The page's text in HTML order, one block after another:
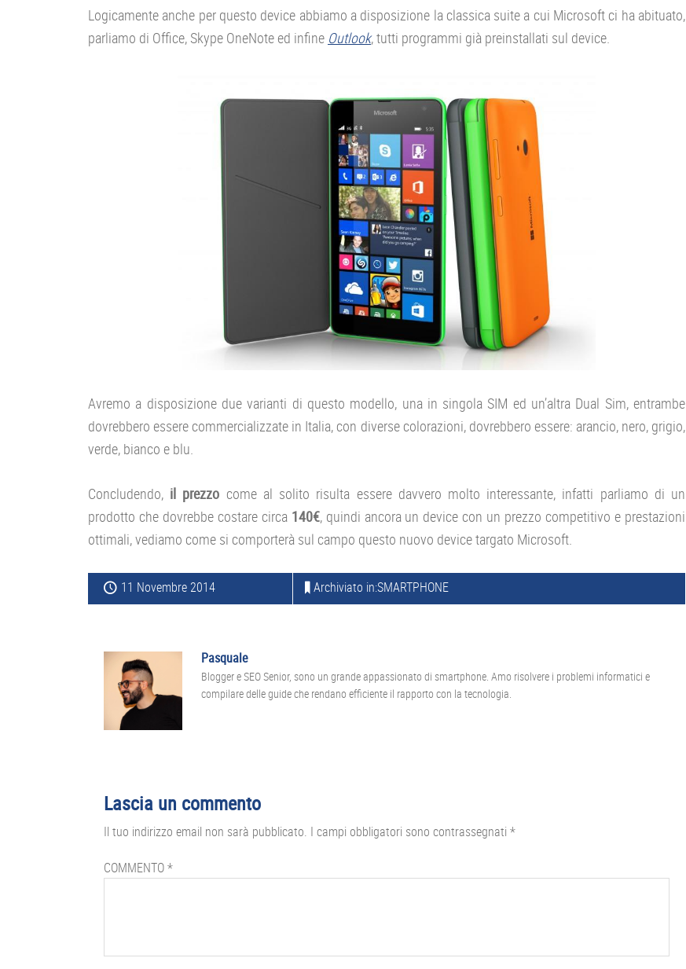
Logicamente anche per questo device abbiamo a disposizione la classica suite a cui Microsoft ci ha abituato,
parliamo di Office, Skype OneNote ed infine Outlook, tutti programmi già preinstallati sul device.
Avremo a disposizione due varianti di questo modello, una in singola SIM ed un’altra Dual Sim, entrambe
dovrebbero essere commercializzate in Italia, con diverse colorazioni, dovrebbero essere: arancio, nero, grigio,
verde, bianco e blu.
Concludendo, il prezzo come al solito risulta essere davvero molto interessante, infatti parliamo di un
prodotto che dovrebbe costare circa 140€, quindi ancora un device con un prezzo competitivo e prestazioni
ottimali, vediamo come si comporterà sul campo questo nuovo device targato Microsoft.
11 Novembre 2014 Archiviato in:SMARTPHONE
Pasquale
Blogger e SEO Senior, sono un grande appassionato di smartphone. Amo risolvere i problemi informatici e
compilare delle guide che rendano efficiente il rapporto con la tecnologia.
Interazioni
del
lettore
Lascia un commento
Il tuo indirizzo email non sarà pubblicato. I campi obbligatori sono contrassegnati *
COMMENTO*